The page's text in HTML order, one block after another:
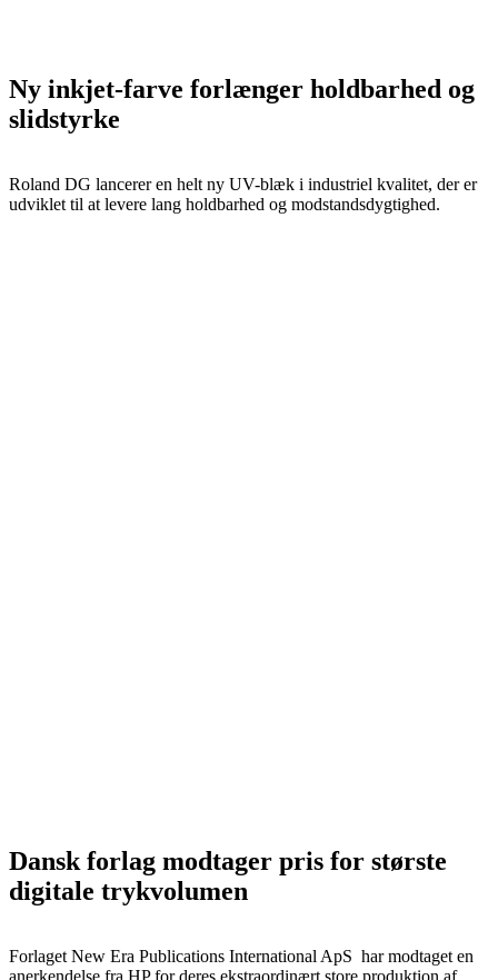
Ny inkjet-farve forlænger holdbarhed og
slidstyrke
Roland DG lancerer en helt ny UV-blæk i industriel kvalitet, der er
udviklet til at levere lang holdbarhed og modstandsdygtighed.
Dansk forlag modtager pris for største
digitale trykvolumen
Forlaget New Era Publications International ApS har modtaget en
anerkendelse fra HP for deres ekstraordinært store produktion af